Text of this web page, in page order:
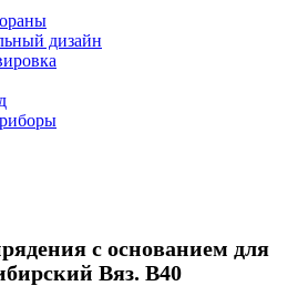
дизайн
с основанием для
Вяз. B40